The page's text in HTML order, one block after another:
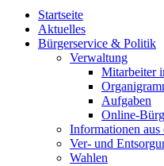
Startseite
Aktuelles
Bürgerservice & Politik
Verwaltung
Mitarbeiter
Aufgaben
Online-
Informationen aus
Ver- und
Wahlen